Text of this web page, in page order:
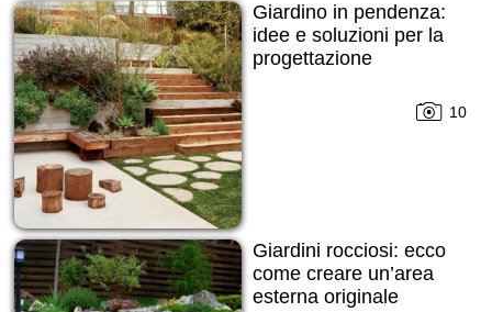
Giardino in pendenza:
idee e soluzioni per la
progettazione
10
Giardini rocciosi: ecco
come creare un’area
esterna originale